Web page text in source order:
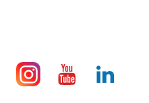
InstragramYoutubeLinkedin